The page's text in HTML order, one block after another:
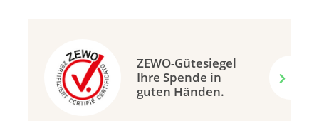
ZEWO-Gütesiegel
Ihre Spende in
guten Händen.